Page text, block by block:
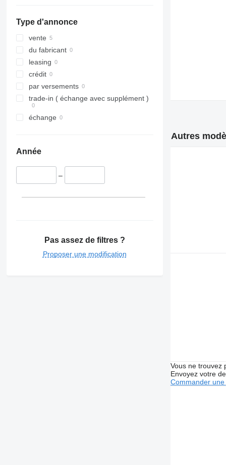
Type d'annonce
vente
du fabricant
leasing
crédit
par versements
trade-in ( échange avec supplément )
échange
Année
–
Pas assez de filtres ?
Proposer une modification
Autres
Vous ne trouvez
Envoyez votre
Commander